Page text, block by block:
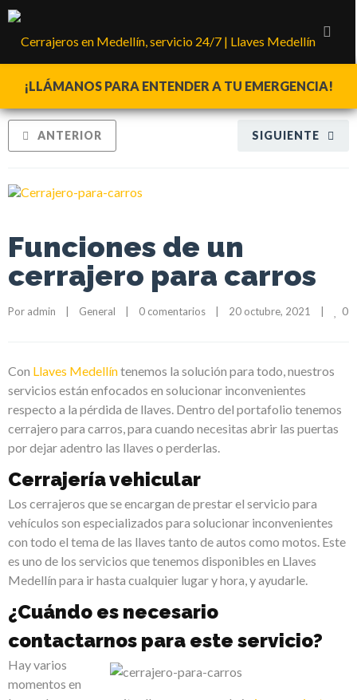
SIGUIENTE
ANTERIOR
Funciones de un
cerrajero para carros
Por admin General 0 comentarios
    |    20 octubre, 2021    |
0
Con Llaves Medellíntenemos la solución para todo, nuestros
servicios están enfocados en solucionar inconvenientes
respecto a la pérdida de llaves. Dentro del portafolio tenemos
cerrajero para carros, para cuando necesitas abrir las puertas
por dejar adentro las llaves o perderlas.
Cerrajería vehicular
Los cerrajeros que se encargan de prestar el servicio para
vehículos son especializados para solucionar inconvenientes
con todo el tema de las llaves tanto de autos como motos. Este
es uno de los servicios que tenemos disponibles en Llaves
Medellín para ir hasta cualquier lugar y hora, y ayudarle.
¿Cuándo es necesario
contactarnos para este servicio?
Hay varios
momentos en
¡LLÁMANOS PARA ENTENDER A TU EMERGENCIA!